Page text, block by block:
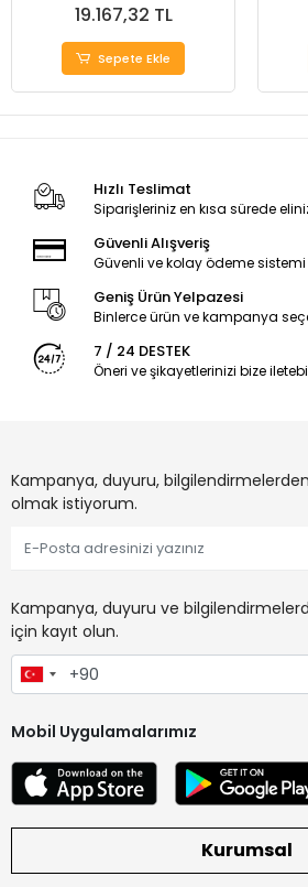
19.167,32 TL
Sepete Ekle
Hızlı Teslimat
Siparişleriniz en kısa sürede
Güvenli Alışveriş
Güvenli ve kolay ödeme sistemi
Geniş Ürün Yelpazesi
Binlerce ürün ve kampanya
7 / 24 DESTEK
Öneri ve şikayetlerinizi bize
Kampanya, duyuru,
olmak istiyorum.
Kampanya, duyuru ve
için kayıt olun.
Mobil Uygulamalarımız
Kurumsal